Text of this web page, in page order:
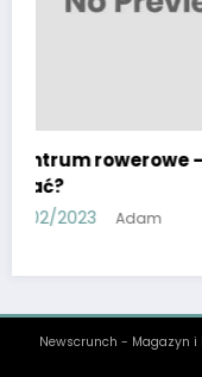
warto się tam
Newscrunch - Magazyn i